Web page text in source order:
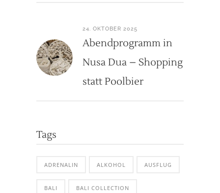
24. OKTOBER 2025
Abendprogramm in
Nusa Dua – Shopping
statt Poolbier
Tags
ADRENALIN ALKOHOL AUSFLUG
BALI BALI COLLECTION